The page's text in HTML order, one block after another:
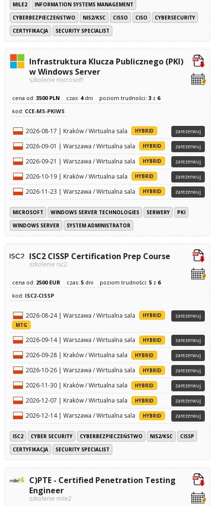
MILE2
INFORMATION SYSTEMS MANAGEMENT
CYBERBEZPIECZEŃSTWO
NIS2/KSC CISSO CISO
CYBERSECURITY
CERTYFIKACJA
SECURITY SPECIALIST
Infrastruktura Klucza Publicznego (PKI)
w Windows Server
szkolenie microsoft
cena od: 3500 PLN czas: 4dni poziom trudności: 3z 6
kod: CCE-MS-PKIWS
2026-08-17 | Kraków / Wirtualna sala HYBRID zarezerwuj
2026-09-01 | Warszawa / Wirtualna sala HYBRID zarezerwuj
2026-09-21 | Warszawa / Wirtualna sala HYBRID zarezerwuj
2026-10-19 | Kraków / Wirtualna sala HYBRID zarezerwuj
2026-11-23 | Warszawa / Wirtualna sala HYBRID zarezerwuj
MICROSOFT WINDOWS SERVER TECHNOLOGIES SERWERY
PKI
WINDOWS SERVER
SYSTEM ADMINISTRATOR
ISC2 CISSP Certification Prep Course
szkolenie isc2
cena od: 2500 EUR czas: 5dni poziom trudności: 5z 6
kod: ISC2-CISSP
2026-08-24 | Warszawa / Wirtualna sala
HYBRID
MTG
zarezerwuj
2026-09-14 | Warszawa / Wirtualna sala HYBRID zarezerwuj
2026-09-28 | Kraków / Wirtualna sala HYBRID zarezerwuj
2026-10-26 | Warszawa / Wirtualna sala HYBRID zarezerwuj
2026-11-30 | Kraków / Wirtualna sala HYBRID zarezerwuj
2026-12-07 | Kraków / Wirtualna sala HYBRID zarezerwuj
2026-12-14 | Warszawa / Wirtualna sala HYBRID zarezerwuj
ISC2 CYBER SECURITY CYBERBEZPIECZEŃSTWO NIS2/KSC
CISSP
CERTYFIKACJA
SECURITY SPECIALIST
C)PTE - Certified Penetration Testing
Engineer
szkolenie mile2